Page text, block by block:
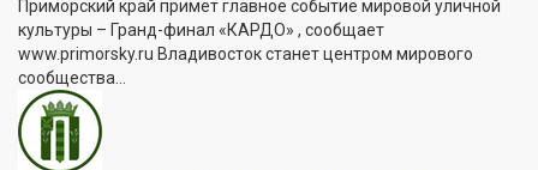
Приморский край примет главное событие мировой уличной
культуры – Гранд-финал «КАРДО» , сообщает
www.primorsky.ru Владивосток станет центром мирового
сообщества...